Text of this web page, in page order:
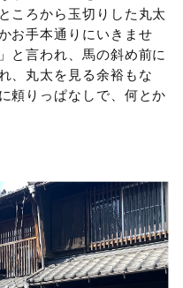
ころから玉切りした丸太
お手本通りにいきませ
と言われ、馬の斜め前に
、丸太を見る余裕もな
頼りっぱなしで、何とか